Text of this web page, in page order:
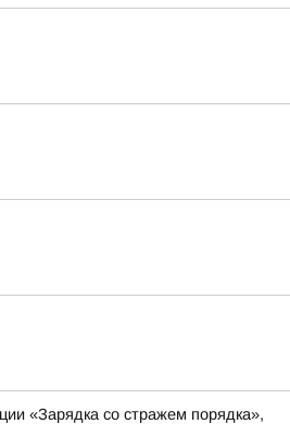
«Зарядка со стражем порядка»,